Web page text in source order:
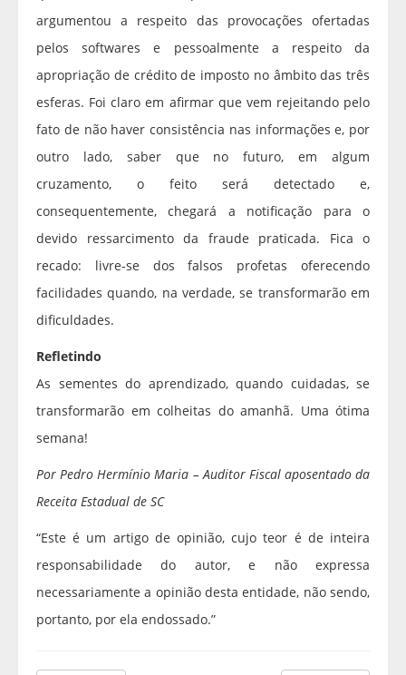
argumentou a respeito das provocações ofertadas
pelos softwares e pessoalmente a respeito da
apropriação de crédito de imposto no âmbito das três
esferas. Foi claro em afirmar que vem rejeitando pelo
fato de não haver consistência nas informações e, por
outro lado, saber que no futuro, em algum
cruzamento, o feito será detectado e,
consequentemente, chegará a notificação para o
devido ressarcimento da fraude praticada. Fica o
recado: livre-se dos falsos profetas oferecendo
facilidades quando, na verdade, se transformarão em
dificuldades.
Refletindo
As sementes do aprendizado, quando cuidadas, se
transformarão em colheitas do amanhã. Uma ótima
semana!
Por Pedro Hermínio Maria – Auditor Fiscal aposentado da
Receita Estadual de SC
“Este é um artigo de opinião, cujo teor é de inteira
responsabilidade do autor, e não expressa
necessariamente a opinião desta entidade, não sendo,
portanto, por ela endossado.”